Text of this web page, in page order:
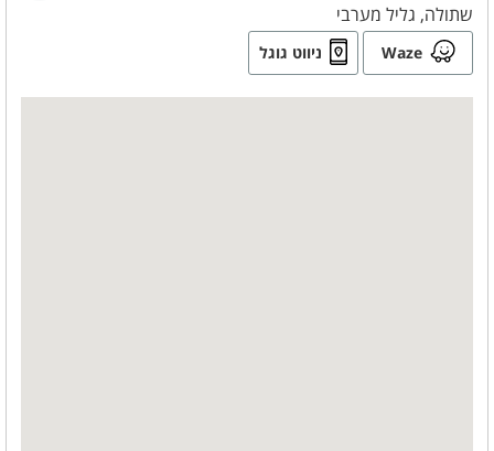
שתולה, גליל מערבי
Waze ניווט גוגל